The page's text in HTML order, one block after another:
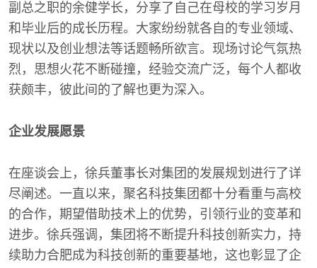
副总之职的余健学长，分享了自己在母校的学习岁月
和毕业后的成长历程。大家纷纷就各自的专业领域、
现状以及创业想法等话题畅所欲言。现场讨论气氛热
烈，思想火花不断碰撞，经验交流广泛，每个人都收
获颇丰，彼此间的了解也更为深入。
企业发展愿景
在座谈会上，徐兵董事长对集团的发展规划进行了详
尽阐述。一直以来，聚名科技集团都十分看重与高校
的合作，期望借助技术上的优势，引领行业的变革和
进步。徐兵强调，集团将不断提升科技创新实力，持
续助力合肥成为科技创新的重要基地，这也彰显了企